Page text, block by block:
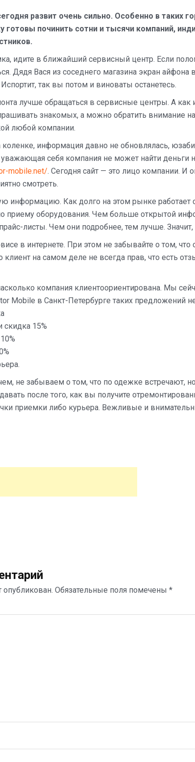
развит очень сильно. Особенно в таких
готовы починить сотни и тысячи компаний,
идите в ближайший сервисный центр. Если
Дядя Вася из соседнего магазина экран айфона
так вы потом и виноваты останетесь.
лучше обращаться в сервисные центры. А как
знакомых, а можно обратить внимание
любой компании.
коленке, информация давно не обновлялась,
себя компания не может найти деньги
mobile.net/. Сегодня сайт — это лицо компании. И
смотреть.
информацию. Как долго на этом рынке работает
приему оборудования. Чем больше открытой
листы. Чем они подробнее, тем лучше.
в интернете. При этом не забывайте о том,
клиент на самом деле не всегда прав, что есть
компания клиентоориентирована. Мы
Mobile в Санкт-Петербурге таких предложений
15%
не забываем о том, что по одежке встречают,
после того, как вы получите
приемки либо курьера. Вежливые и
опубликован. Обязательные поля помечены *